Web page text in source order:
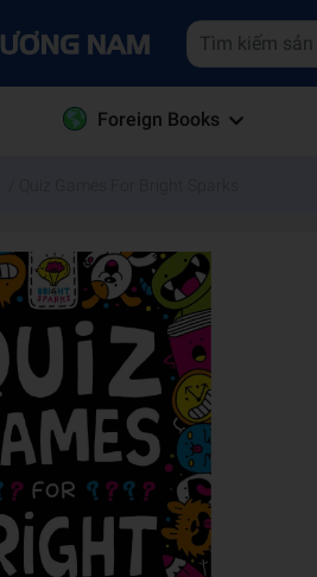
Foreign Books